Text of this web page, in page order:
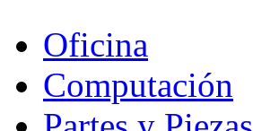
Oficina
Computación